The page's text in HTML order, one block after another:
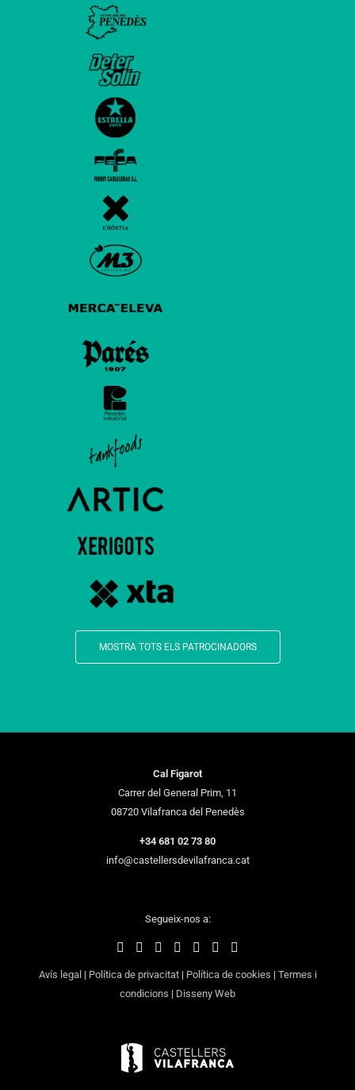
MOSTRA TOTS ELS PATROCINADORS
Cal Figarot
Carrer del General Prim, 11
08720 Vilafranca del Penedès
+34 681 02 73 80
info@castellersdevilafranca.cat
Segueix-nos a:
Avís legal | Política de privacitat| Política de cookies | Termes i
condicions | Disseny Web